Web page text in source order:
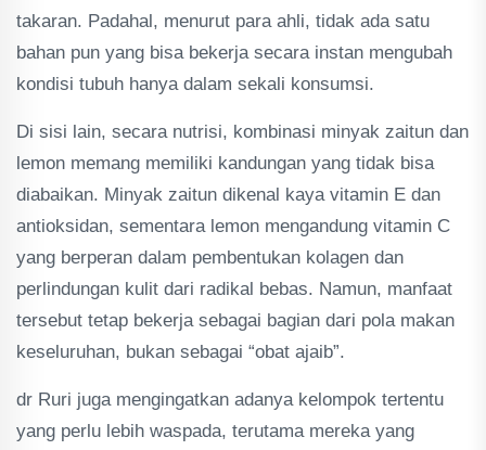
takaran. Padahal, menurut para ahli, tidak ada satu
bahan pun yang bisa bekerja secara instan mengubah
kondisi tubuh hanya dalam sekali konsumsi.
Di sisi lain, secara nutrisi, kombinasi minyak zaitun dan
lemon memang memiliki kandungan yang tidak bisa
diabaikan. Minyak zaitun dikenal kaya vitamin E dan
antioksidan, sementara lemon mengandung vitamin C
yang berperan dalam pembentukan kolagen dan
perlindungan kulit dari radikal bebas. Namun, manfaat
tersebut tetap bekerja sebagai bagian dari pola makan
keseluruhan, bukan sebagai “obat ajaib”.
dr Ruri juga mengingatkan adanya kelompok tertentu
yang perlu lebih waspada, terutama mereka yang